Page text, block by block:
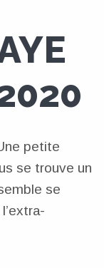
petite
se trouve un
se